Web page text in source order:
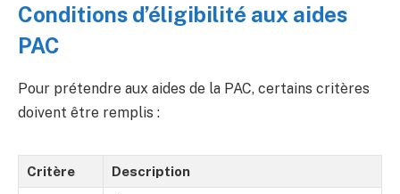
Conditions d’éligibilité aux aides
PAC
Pour prétendre aux aides de la PAC, certains critères
doivent être remplis :
Critère Description